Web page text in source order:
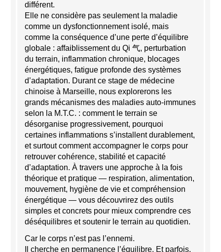
différent.
Elle ne considère pas seulement la maladie
comme un dysfonctionnement isolé, mais
comme la conséquence d’une perte d’équilibre
globale : affaiblissement du Qi 气, perturbation
du terrain, inflammation chronique, blocages
énergétiques, fatigue profonde des systèmes
d’adaptation. Durant ce stage de médecine
chinoise à Marseille, nous explorerons les
grands mécanismes des maladies auto-immunes
selon la M.T.C. : comment le terrain se
désorganise progressivement, pourquoi
certaines inflammations s’installent durablement,
et surtout comment accompagner le corps pour
retrouver cohérence, stabilité et capacité
d’adaptation. À travers une approche à la fois
théorique et pratique — respiration, alimentation,
mouvement, hygiène de vie et compréhension
énergétique — vous découvrirez des outils
simples et concrets pour mieux comprendre ces
déséquilibres et soutenir le terrain au quotidien.
Car le corps n’est pas l’ennemi.
Il cherche en permanence l’équilibre. Et parfois,